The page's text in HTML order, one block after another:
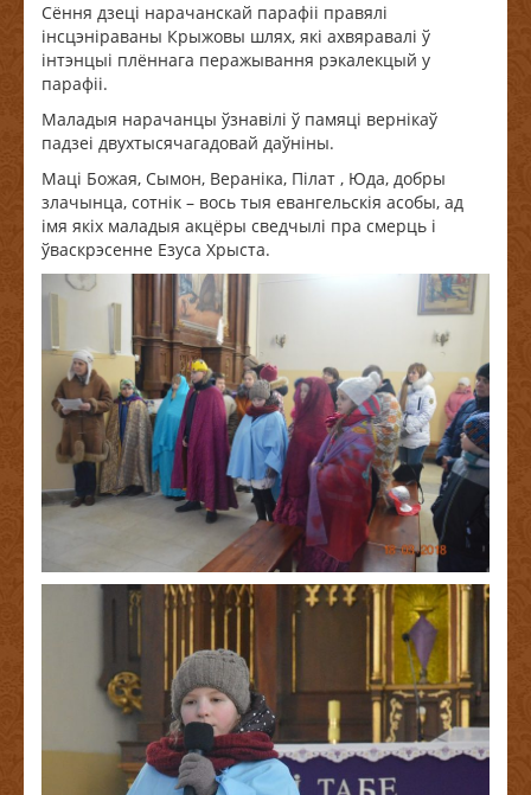
Сёння дзеці нарачанскай парафіі правялі
інсцэніраваны Крыжовы шлях, які ахвяравалі ў
інтэнцыі плённага перажывання рэкалекцый у
парафіі.
Маладыя нарачанцы ўзнавілі ў памяці вернікаў
падзеі двухтысячагадовай даўніны.
Маці Божая, Сымон, Вераніка, Пілат , Юда, добры
злачынца, сотнік – вось тыя евангельскія асобы, ад
імя якіх маладыя акцёры сведчылі пра смерць і
ўваскрэсенне Езуса Хрыста.